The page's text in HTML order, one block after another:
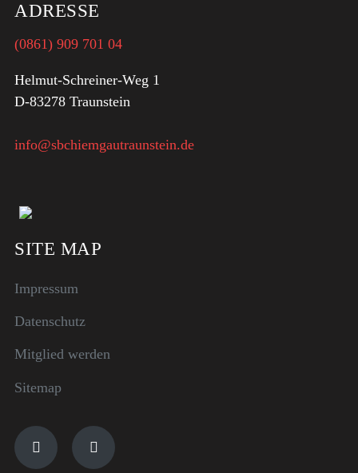
ADRESSE
(0861) 909 701 04
Helmut-Schreiner-Weg 1
D-83278 Traunstein
info@sbchiemgautraunstein.de
SITE MAP
Impressum
Datenschutz
Mitglied werden
Sitemap